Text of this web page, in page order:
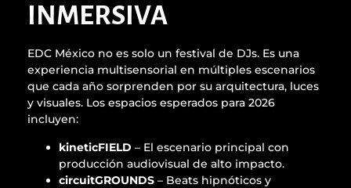
INMERSIVA
EDC México no es solo un festival de DJs. Es una
experiencia multisensorial en múltiples escenarios
que cada año sorprenden por su arquitectura, luces
y visuales. Los espacios esperados para 2026
incluyen:
kineticFIELD – El escenario principal con
producción audiovisual de alto impacto.
circuitGROUNDS – Beats hipnóticos y